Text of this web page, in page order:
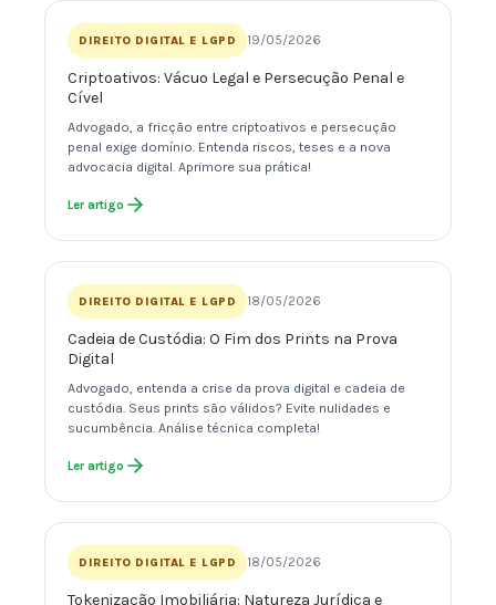
DIREITO DIGITAL E LGPD 19/05/2026
Criptoativos: Vácuo Legal e Persecução Penal e
Cível
Advogado, a fricção entre criptoativos e persecução
penal exige domínio. Entenda riscos, teses e a nova
advocacia digital. Aprimore sua prática!
Ler artigo
DIREITO DIGITAL E LGPD 18/05/2026
Cadeia de Custódia: O Fim dos Prints na Prova
Digital
Advogado, entenda a crise da prova digital e cadeia de
custódia. Seus prints são válidos? Evite nulidades e
sucumbência. Análise técnica completa!
Ler artigo
DIREITO DIGITAL E LGPD 18/05/2026
Tokenização Imobiliária: Natureza Jurídica e